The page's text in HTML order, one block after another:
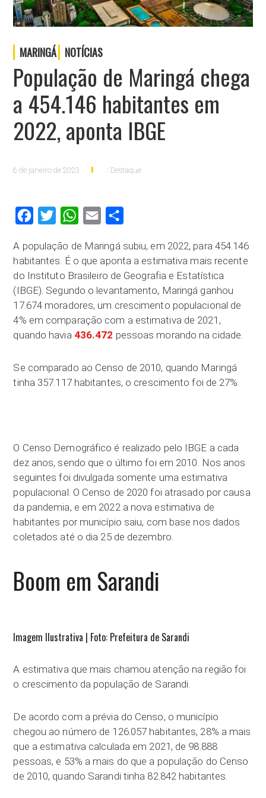
MARINGÁ NOTÍCIAS
População de Maringá chega
a 454.146 habitantes em
2022, aponta IBGE
6 de janeiro de 2023 Destaque
FacebookTwitter WhatsApp
Email
A população de Maringá subiu, em 2022, para 454.146
habitantes. É o que aponta a estimativa mais recente
do Instituto Brasileiro de Geografia e Estatística
(IBGE). Segundo o levantamento, Maringá ganhou
17.674 moradores, um crescimento populacional de
4% em comparação com a estimativa de 2021,
quando havia 436.472 pessoas morando na cidade.
Se comparado ao Censo de 2010, quando Maringá
tinha 357.117 habitantes, o crescimento foi de 27%.
O Censo Demográfico é realizado pelo IBGE a cada
dez anos, sendo que o último foi em 2010. Nos anos
seguintes foi divulgada somente uma estimativa
populacional. O Censo de 2020 foi atrasado por causa
da pandemia, e em 2022 a nova estimativa de
habitantes por município saiu, com base nos dados
coletados até o dia 25 de dezembro.
Boom em Sarandi
Imagem Ilustrativa | Foto: Prefeitura de Sarandi
A estimativa que mais chamou atenção na região foi
o crescimento da população de Sarandi.
De acordo com a prévia do Censo, o município
chegou ao número de 126.057 habitantes, 28% a mais
que a estimativa calculada em 2021, de 98.888
pessoas, e 53% a mais do que a população do Censo
de 2010, quando Sarandi tinha 82.842 habitantes.